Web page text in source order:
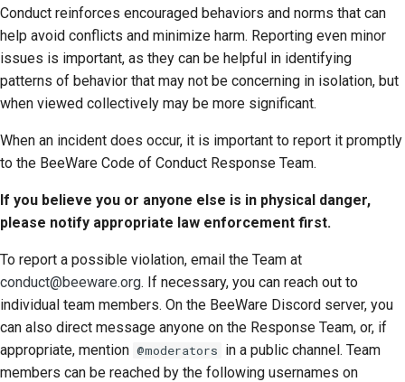
Conduct reinforces encouraged behaviors and norms that can
help avoid conflicts and minimize harm. Reporting even minor
issues is important, as they can be helpful in identifying
patterns of behavior that may not be concerning in isolation, but
when viewed collectively may be more significant.
When an incident does occur, it is important to report it promptly
to the BeeWare Code of Conduct Response Team.
If you believe you or anyone else is in physical danger,
please notify appropriate law enforcement first.
To report a possible violation, email the Team at
conduct@beeware.org. If necessary, you can reach out to
individual team members. On the BeeWare Discord server, you
can also direct message anyone on the Response Team, or, if
appropriate, mention @moderators in a public channel. Team
members can be reached by the following usernames on